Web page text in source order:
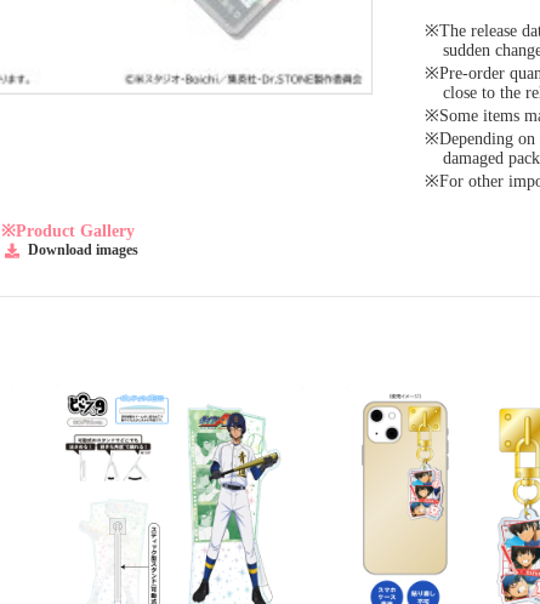
※Product Gallery
Download images
※The release
sudden
※Pre-order
close to the
※Some items
※Depending on
damaged
※For other